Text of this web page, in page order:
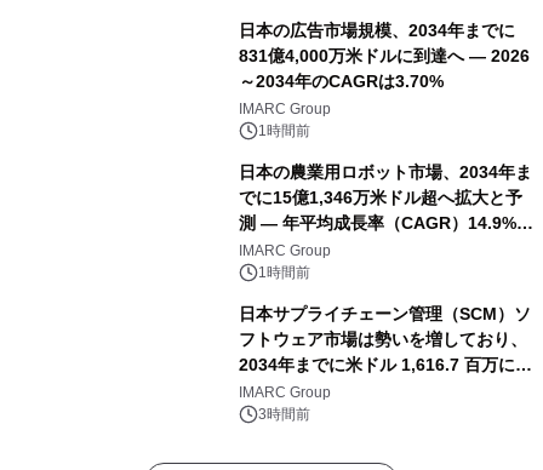
日本の広告市場規模、2034年までに
831億4,000万米ドルに到達へ ― 2026
～2034年のCAGRは3.70%
IMARC Group
1時間前
日本の農業用ロボット市場、2034年ま
でに15億1,346万米ドル超へ拡大と予
測 ― 年平均成長率（CAGR）14.9%を
記録
IMARC Group
1時間前
日本サプライチェーン管理（SCM）ソ
フトウェア市場は勢いを増しており、
2034年までに米ドル 1,616.7 百万に達
し、CAGR 3.42%で成長すると予測
IMARC Group
3時間前